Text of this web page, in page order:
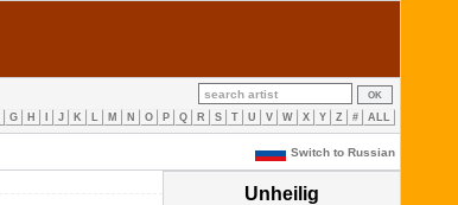
G H J K L M N O P Q R S T U V W X Y Z # ALL
Switch to Russian
Unheilig